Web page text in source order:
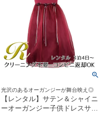
光沢のあるオーガンジーが舞台映え◎
【レンタル】サテン＆シャイニ
ーオーガンジー子供ドレスサニ